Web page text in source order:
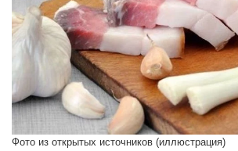
Фото из открытых источников (иллюстрация)